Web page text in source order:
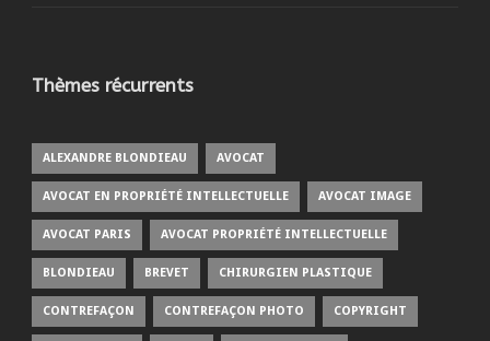
Thèmes récurrents
ALEXANDRE BLONDIEAU AVOCAT
AVOCAT EN PROPRIÉTÉ INTELLECTUELLE AVOCAT IMAGE
AVOCAT PARIS AVOCAT PROPRIÉTÉ INTELLECTUELLE
BLONDIEAU BREVET CHIRURGIEN PLASTIQUE
CONTREFAÇON CONTREFAÇON PHOTO COPYRIGHT